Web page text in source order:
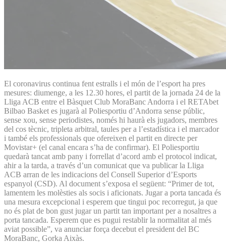
El coronavirus continua fent estralls i el món de l’esport ha pres
mesures: diumenge, a les 12.30 hores, el partit de la jornada 24 de la
Lliga ACB entre el Bàsquet Club MoraBanc Andorra i el RETAbet
Bilbao Basket es jugarà al Poliesportiu d’Andorra sense públic,
sense xou, sense periodistes, només hi haurà els jugadors, membres
del cos tècnic, tripleta arbitral, taules per a l’estadística i el marcador
i també els professionals que ofereixen el partit en directe per
Movistar+ (el canal encara s’ha de confirmar). El Poliesportiu
quedarà tancat amb pany i forrellat d’acord amb el protocol indicat,
ahir a la tarda, a través d’un comunicat que va publicar la Lliga
ACB arran de les indicacions del Consell Superior d’Esports
espanyol (CSD). Al document s’exposa el següent: “Primer de tot,
lamentem les molèsties als socis i aficionats. Jugar a porta tancada és
una mesura excepcional i esperem que tingui poc recorregut, ja que
no és plat de bon gust jugar un partit tan important per a nosaltres a
porta tancada. Esperem que es pugui restablir la normalitat al més
aviat possible”, va anunciar força decebut el president del BC
MoraBanc, Gorka Aixàs.